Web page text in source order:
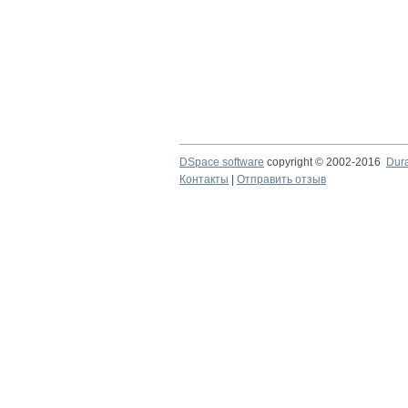
DSpace software copyright © 2002-2016
Контакты
Отправить отзыв